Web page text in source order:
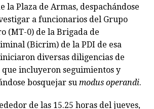
la Plaza de Armas, despachándose
a funcionarios del Grupo
(MT-0) de la Brigada de
(Bicrim) de la PDI de esa
diversas diligencias de
que incluyeron seguimientos y
bosquejar su modus operandi.
de las 15.25 horas del jueves,